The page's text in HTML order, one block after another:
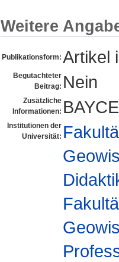
Weitere
Publikationsform: Artikel
Begutachteter
Beitrag: Nein
Zusätzliche
Informationen:
Institutionen der
Universität: